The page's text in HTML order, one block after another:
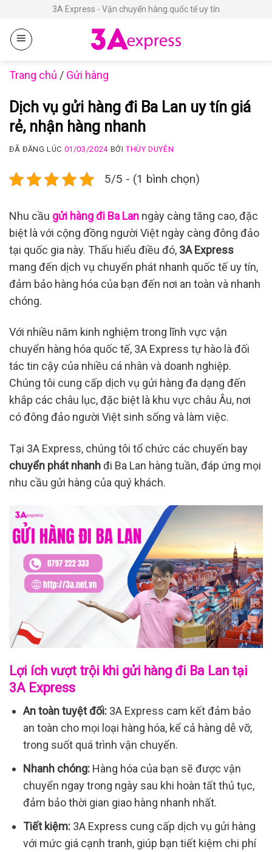
nội
3A Express - Vận chuyển hàng quốc tế uy tín
Trang chủ / Gửi hàng
Dịch vụ gửi hàng đi Ba Lan uy tín giá
rẻ, nhận hàng nhanh
ĐÃ ĐĂNG LÚC 01/03/2024BỞITHÙY DUYÊN
5/5 - (1 bình chọn)
Nhu cầu gửi hàng đi Ba Lan ngày càng tăng cao, đặc
biệt là với cộng đồng người Việt ngày càng đông đảo
tại quốc gia này. Thấu hiểu điều đó, 3A Express
mang đến dịch vụ chuyển phát nhanh quốc tế uy tín,
đảm bảo hàng hóa của bạn đến nơi an toàn và nhanh
chóng.
Với nhiều năm kinh nghiệm trong lĩnh vực vận
chuyển hàng hóa quốc tế, 3A Express tự hào là đối
tác tin cậy của nhiều cá nhân và doanh nghiệp.
Chúng tôi cung cấp dịch vụ gửi hàng đa dạng đến
khắp các châu lục, đặc biệt là khu vực châu Âu, nơi
có đông đảo người Việt sinh sống và làm việc.
Tại 3A Express, chúng tôi tổ chức các chuyến bay
chuyển phát nhanhđi Ba Lan hàng tuần, đáp ứng mọi
nhu cầu gửi hàng của quý khách.
Lợi ích vượt trội khi gửi hàng đi Ba Lan tại
3A Express
An toàn tuyệt đối: 3A Express cam kết đảm bảo
an toàn cho mọi loại hàng hóa, kể cả hàng dễ vỡ,
trong suốt quá trình vận chuyển.
Nhanh chóng: Hàng hóa của bạn sẽ được vận
chuyển ngay trong ngày sau khi hoàn tất thủ tục,
đảm bảo thời gian giao hàng nhanh nhất.
Tiết kiệm: 3A Express cung cấp dịch vụ gửi hàng
với mức giá cạnh tranh, giúp bạn tiết kiệm chi phí